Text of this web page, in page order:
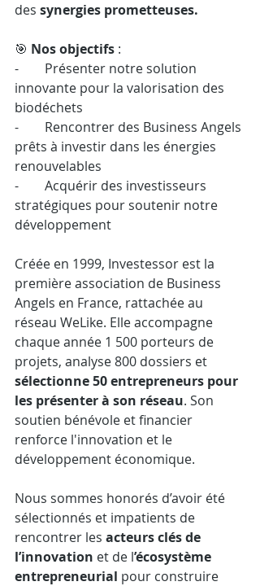
des synergies prometteuses.
🎯 Nos objectifs :
-        Présenter notre solution
innovante pour la valorisation des
biodéchets
-        Rencontrer des Business Angels
prêts à investir dans les énergies
renouvelables
-        Acquérir des investisseurs
stratégiques pour soutenir notre
développement
Créée en 1999, Investessor est la
première association de Business
Angels en France, rattachée au
réseau WeLike. Elle accompagne
chaque année 1 500 porteurs de
projets, analyse 800 dossiers et
sélectionne 50 entrepreneurs pour
les présenter à son réseau. Son
soutien bénévole et financier
renforce l'innovation et le
développement économique.
Nous sommes honorés d’avoir été
sélectionnés et impatients de
rencontrer les acteurs clés de
l’innovation et de l’écosystème
entrepreneurial pour construire